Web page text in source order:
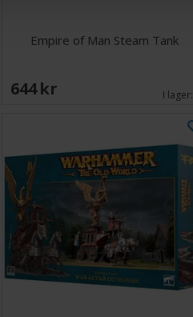
Empire of Man Steam Tank
644 SEK I lager: